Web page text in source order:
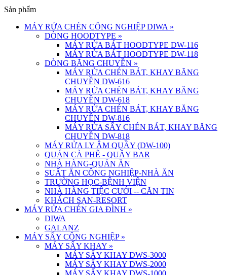
Sản phẩm
MÁY RỬA CHÉN CÔNG NGHIỆP DIWA »
DÒNG HOODTYPE »
MÁY RỬA BÁT HOODTYPE DW-116
MÁY RỬA BÁT HOODTYPE DW-118
DÒNG BĂNG CHUYỀN »
MÁY RỬA CHÉN BÁT, KHAY BĂNG
CHUYỀN DW-616
MÁY RỬA CHÉN BÁT, KHAY BĂNG
CHUYỀN DW-618
MÁY RỬA CHÉN BÁT, KHAY BĂNG
CHUYỀN DW-816
MÁY RỬA SẤY CHÉN BÁT, KHAY BĂNG
CHUYỀN DW-818
MÁY RỬA LY ÂM QUẦY (DW-100)
QUÁN CÀ PHÊ - QUẦY BAR
NHÀ HÀNG-QUÁN ĂN
SUẤT ĂN CÔNG NGHIỆP-NHÀ ĂN
TRƯỜNG HỌC-BỆNH VIỆN
NHÀ HÀNG TIỆC CƯỚI -- CĂN TIN
KHÁCH SẠN-RESORT
MÁY RỬA CHÉN GIA ĐÌNH »
DIWA
GALANZ
MÁY SẤY CÔNG NGHIỆP »
MÁY SẤY KHAY »
MÁY SẤY KHAY DWS-3000
MÁY SẤY KHAY DWS-2000
MÁY SẤY KHAY DWS-1000